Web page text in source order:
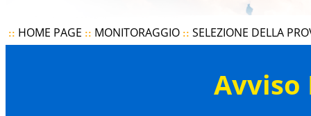
:: HOME PAGE :: MONITORAGGIO :: SELEZIONE DELLA